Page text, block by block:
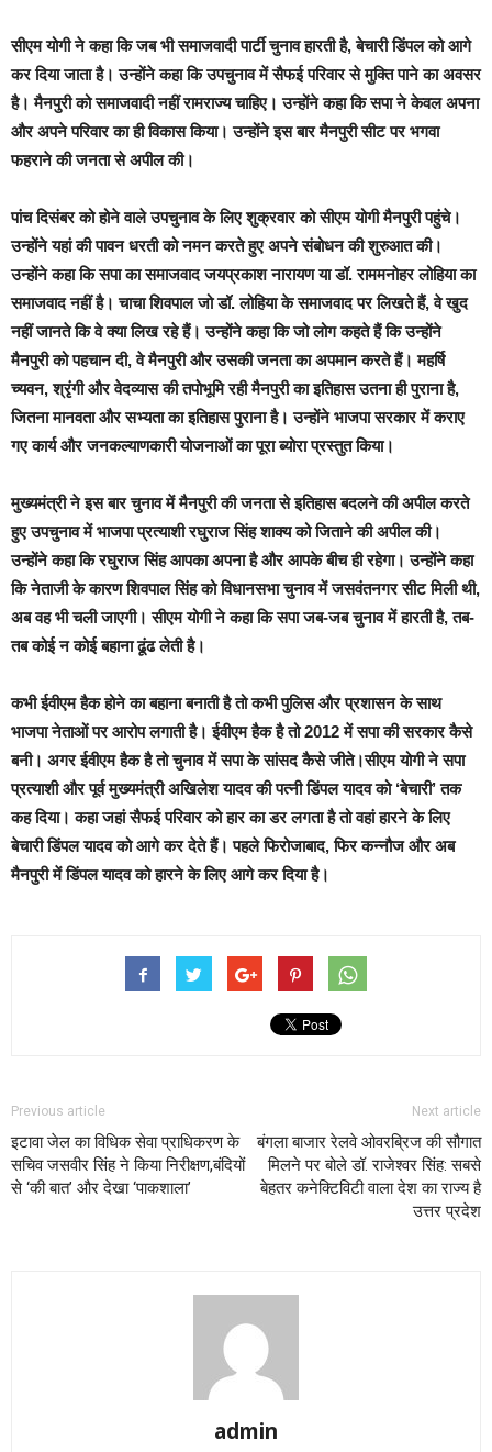
सीएम योगी ने कहा कि जब भी समाजवादी पार्टी चुनाव हारती है, बेचारी डिंपल को आगे
कर दिया जाता है। उन्होंने कहा कि उपचुनाव में सैफई परिवार से मुक्ति पाने का अवसर
है। मैनपुरी को समाजवादी नहीं रामराज्य चाहिए। उन्होंने कहा कि सपा ने केवल अपना
और अपने परिवार का ही विकास किया। उन्होंने इस बार मैनपुरी सीट पर भगवा
फहराने की जनता से अपील की।
पांच दिसंबर को होने वाले उपचुनाव के लिए शुक्रवार को सीएम योगी मैनपुरी पहुंचे।
उन्होंने यहां की पावन धरती को नमन करते हुए अपने संबोधन की शुरुआत की।
उन्होंने कहा कि सपा का समाजवाद जयप्रकाश नारायण या डॉ. राममनोहर लोहिया का
समाजवाद नहीं है। चाचा शिवपाल जो डॉ. लोहिया के समाजवाद पर लिखते हैं, वे खुद
नहीं जानते कि वे क्या लिख रहे हैं। उन्होंने कहा कि जो लोग कहते हैं कि उन्होंने
मैनपुरी को पहचान दी, वे मैनपुरी और उसकी जनता का अपमान करते हैं। महर्षि
च्यवन, श्रृंगी और वेदव्यास की तपोभूमि रही मैनपुरी का इतिहास उतना ही पुराना है,
जितना मानवता और सभ्यता का इतिहास पुराना है। उन्होंने भाजपा सरकार में कराए
गए कार्य और जनकल्याणकारी योजनाओं का पूरा ब्योरा प्रस्तुत किया।
मुख्यमंत्री ने इस बार चुनाव में मैनपुरी की जनता से इतिहास बदलने की अपील करते
हुए उपचुनाव में भाजपा प्रत्याशी रघुराज सिंह शाक्य को जिताने की अपील की।
उन्होंने कहा कि रघुराज सिंह आपका अपना है और आपके बीच ही रहेगा। उन्होंने कहा
कि नेताजी के कारण शिवपाल सिंह को विधानसभा चुनाव में जसवंतनगर सीट मिली थी,
अब वह भी चली जाएगी। सीएम योगी ने कहा कि सपा जब-जब चुनाव में हारती है, तब-
तब कोई न कोई बहाना ढूंढ लेती है।
कभी ईवीएम हैक होने का बहाना बनाती है तो कभी पुलिस और प्रशासन के साथ
भाजपा नेताओं पर आरोप लगाती है। ईवीएम हैक है तो 2012 में सपा की सरकार कैसे
बनी। अगर ईवीएम हैक है तो चुनाव में सपा के सांसद कैसे जीते।सीएम योगी ने सपा
प्रत्याशी और पूर्व मुख्यमंत्री अखिलेश यादव की पत्नी डिंपल यादव को ‘बेचारी’ तक
कह दिया। कहा जहां सैफई परिवार को हार का डर लगता है तो वहां हारने के लिए
बेचारी डिंपल यादव को आगे कर देते हैं। पहले फिरोजाबाद, फिर कन्नौज और अब
मैनपुरी में डिंपल यादव को हारने के लिए आगे कर दिया है।
Previous article
इटावा जेल का विधिक सेवा प्राधिकरण के
सचिव जसवीर सिंह ने किया निरीक्षण,बंदियों
से ‘की बात’ और देखा ‘पाकशाला’
Next article
बंगला बाजार रेलवे ओवरब्रिज की सौगात
मिलने पर बोले डॉ. राजेश्वर सिंह: सबसे
बेहतर कनेक्टिविटी वाला देश का राज्य है
उत्तर प्रदेश
admin